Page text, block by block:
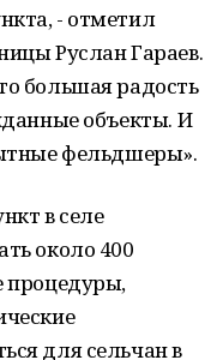
- отметил
Руслан Гараев.
большая радость
объекты. И
фельдшеры».
в селе
около 400
процедуры,
для сельчан в